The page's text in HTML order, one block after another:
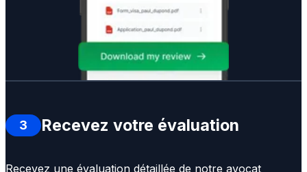
3 Recevez votre évaluation
Recevez une évaluation détaillée de notre avocat